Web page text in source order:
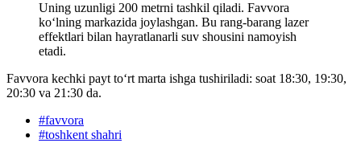
Uning uzunligi 200 metrni tashkil qiladi. Favvora
ko‘lning markazida joylashgan. Bu rang-barang lazer
effektlari bilan hayratlanarli suv shousini namoyish
etadi.
Favvora kechki payt to‘rt marta ishga tushiriladi: soat 18:30, 19:30,
20:30 va 21:30 da.
#favvora
#toshkent shahri